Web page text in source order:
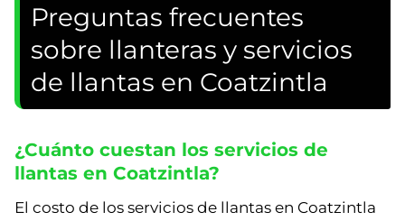
Preguntas frecuentes
sobre llanteras y servicios
de llantas en Coatzintla
¿Cuánto cuestan los servicios de
llantas en Coatzintla?
El costo de los servicios de llantas en Coatzintla